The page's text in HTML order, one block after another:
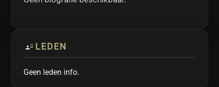
LEDEN
Geen leden info.